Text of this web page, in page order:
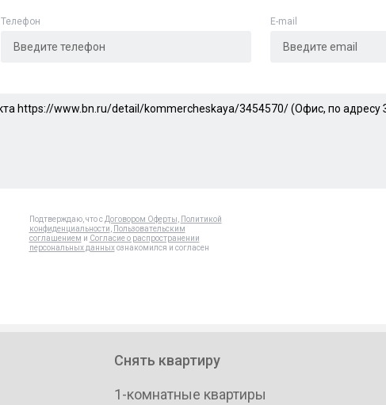
Телефон E-mail
Подтверждаю, что с Договором Оферты
Политикой
конфиденциальности
Пользовательским
соглашением и Согласие о распространении
персональных данныхознакомился и согласен
Снять квартиру
1-комнатные квартиры